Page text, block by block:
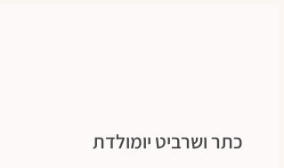
כתר ושרביט יומולדת